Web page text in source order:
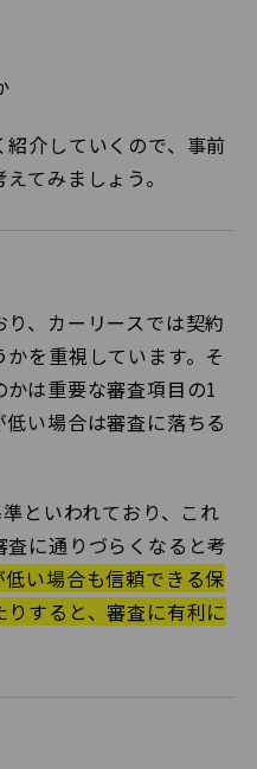
介していくので、事前
てみましょう。
、カーリースでは契約
を重視しています。そ
は重要な審査項目の1
い場合は審査に落ちる
といわれており、これ
に通りづらくなると考
低い場合も信頼できる保
すると、審査に有利に